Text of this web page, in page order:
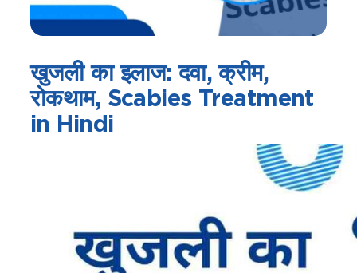
खुजली का इलाज: दवा, क्रीम,
रोकथाम, Scabies Treatment
in Hindi